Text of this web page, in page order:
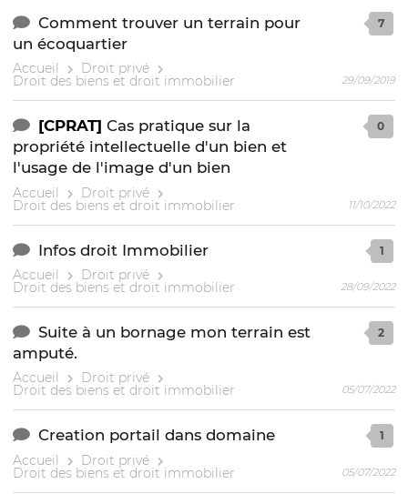
Comment trouver un terrain pour
un écoquartier
Accueil Droit privé
Droit des biens et droit immobilier
7
29/09/2019
[CPRAT] Cas pratique sur la
propriété intellectuelle d'un bien et
l'usage de l'image d'un bien
Accueil Droit privé
Droit des biens et droit immobilier
0
11/10/2022
Infos droit Immobilier
Accueil Droit privé
Droit des biens et droit immobilier
1
28/09/2022
Suite à un bornage mon terrain est
amputé.
Accueil Droit privé
Droit des biens et droit immobilier
2
05/07/2022
Creation portail dans domaine
Accueil Droit privé
Droit des biens et droit immobilier
1
05/07/2022